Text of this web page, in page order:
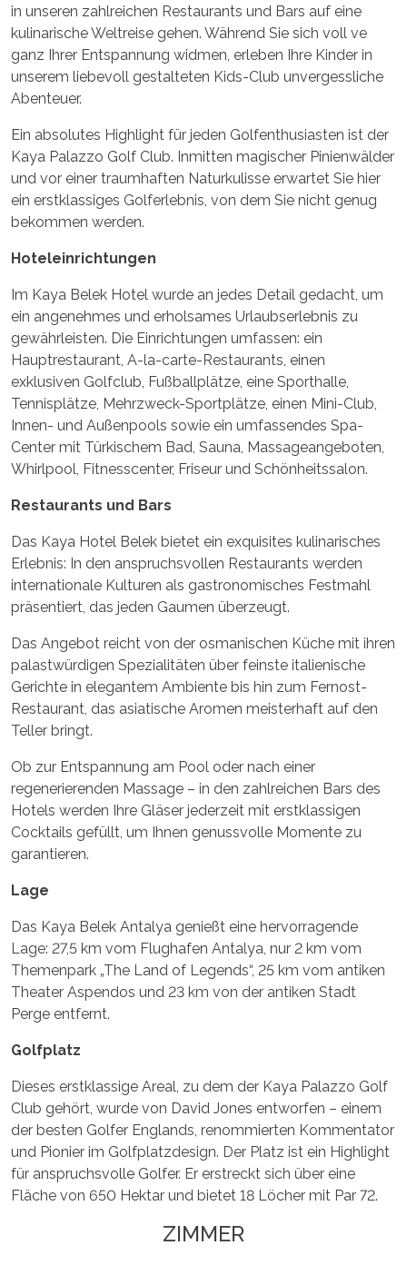
in unseren zahlreichen Restaurants und Bars auf eine
kulinarische Weltreise gehen. Während Sie sich voll ve
ganz Ihrer Entspannung widmen, erleben Ihre Kinder in
unserem liebevoll gestalteten Kids-Club unvergessliche
Abenteuer.
Ein absolutes Highlight für jeden Golfenthusiasten ist der
Kaya Palazzo Golf Club. Inmitten magischer Pinienwälder
und vor einer traumhaften Naturkulisse erwartet Sie hier
ein erstklassiges Golferlebnis, von dem Sie nicht genug
bekommen werden.
Hoteleinrichtungen
Im Kaya Belek Hotel wurde an jedes Detail gedacht, um
ein angenehmes und erholsames Urlaubserlebnis zu
gewährleisten. Die Einrichtungen umfassen: ein
Hauptrestaurant, A-la-carte-Restaurants, einen
exklusiven Golfclub, Fußballplätze, eine Sporthalle,
Tennisplätze, Mehrzweck-Sportplätze, einen Mini-Club,
Innen- und Außenpools sowie ein umfassendes Spa-
Center mit Türkischem Bad, Sauna, Massageangeboten,
Whirlpool, Fitnesscenter, Friseur und Schönheitssalon.
Restaurants und Bars
Das Kaya Hotel Belek bietet ein exquisites kulinarisches
Erlebnis: In den anspruchsvollen Restaurants werden
internationale Kulturen als gastronomisches Festmahl
präsentiert, das jeden Gaumen überzeugt.
Das Angebot reicht von der osmanischen Küche mit ihren
palastwürdigen Spezialitäten über feinste italienische
Gerichte in elegantem Ambiente bis hin zum Fernost-
Restaurant, das asiatische Aromen meisterhaft auf den
Teller bringt.
Ob zur Entspannung am Pool oder nach einer
regenerierenden Massage – in den zahlreichen Bars des
Hotels werden Ihre Gläser jederzeit mit erstklassigen
Cocktails gefüllt, um Ihnen genussvolle Momente zu
garantieren.
Lage
Das Kaya Belek Antalya genießt eine hervorragende
Lage: 27,5 km vom Flughafen Antalya, nur 2 km vom
Themenpark „The Land of Legends“, 25 km vom antiken
Theater Aspendos und 23 km von der antiken Stadt
Perge entfernt.
Golfplatz
Dieses erstklassige Areal, zu dem der Kaya Palazzo Golf
Club gehört, wurde von David Jones entworfen – einem
der besten Golfer Englands, renommierten Kommentator
und Pionier im Golfplatzdesign. Der Platz ist ein Highlight
für anspruchsvolle Golfer. Er erstreckt sich über eine
Fläche von 650 Hektar und bietet 18 Löcher mit Par 72.
ZIMMER